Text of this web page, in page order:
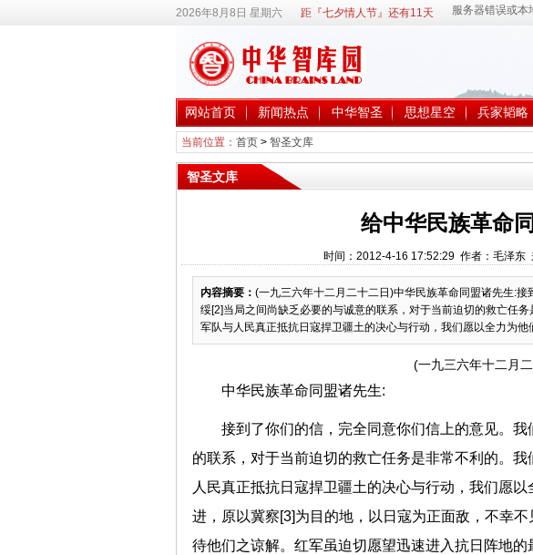
2026年8月8日 星期六 距『七夕情人节』还有11天
网站首页 新闻热点 中华智圣 思想星空 兵家韬略
当前位置： 首页> 智圣文库
智圣文库
给中华民族革命
时间：2012-4-16 17:52:29 作者：毛泽东
内容摘要： (一九三六年十二月二十二日)中华民族革命同盟诸先生:
绥[2]当局之间尚缺乏必要的与诚意的联系，对于当前迫切的救亡任
军队与人民真正抵抗日寇捍卫疆土的决心与行动，我们愿以全力为他
(一九三六年十二月
中华民族革命同盟诸先生:
接到了你们的信，完全同意你们信上的意见。
的联系，对于当前迫切的救亡任务是非常不利的。
人民真正抵抗日寇捍卫疆土的决心与行动，我们愿
进，原以冀察[3]为目的地，以日寇为正面敌，不幸
待他们之谅解。红军虽迫切愿望迅速进入抗日阵地的